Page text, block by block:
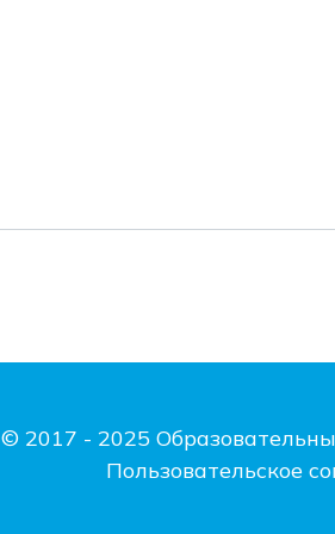
© 2017 - 2025
Пользовательское